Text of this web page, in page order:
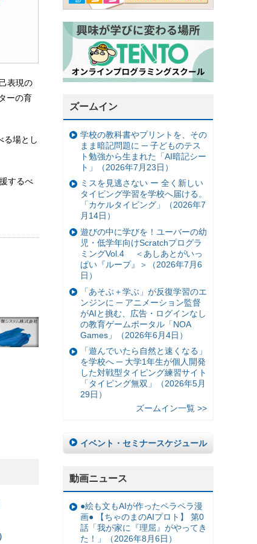
表現の
ーの育
る場とし
するべ
ズームイン
学校の教科書やプリントを、その
まま暗記問題に ─ 子どものテス
ト勉強から生まれた「AI暗記シー
ト」（2026年7月23日）
ミスを見逃さない ー 全く新しい
タイピング学習を学校へ届ける。
「カケルタイピング」（2026年7
月14日）
遊びの中に学びを！ユーバーの幼
児・低学年向けScratchプログラ
ミングVol.4 ＜あしあとがいっ
ぱい『ループ』＞（2026年7月6
日）
「あそぶ＋学ぶ」が反復学習のエ
ンジンに ─ アニメーション監督
がAIと挑む、広告・ログインなし
の教育ゲームポータル「NOA
Games」（2026年6月4日）
「遊んでいたら自然と速くなる」
を学校へ ─ 大学1年生が個人開発
した対戦型タイピング練習サイト
「タイピング無双」（2026年5月
29日）
ズームイン一覧 >>
イベント・セミナースケジュール
動画ニュース
●絵も文もAIが作ったペラペラ漫
画● 【ちゃのまのAIプロト】 第0
話「我が家に『理屈』がやってき
た！」（2026年8月6日）